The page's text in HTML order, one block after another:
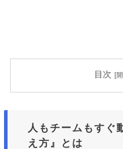
目次
人もチームもすぐ
え方』とは